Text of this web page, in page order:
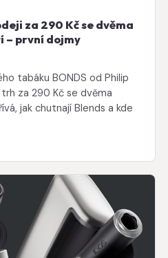
za 290 Kč se dvěma
– první dojmy
tabáku BONDS od Philip
za 290 Kč se dvěma
jak chutnají Blends a kde